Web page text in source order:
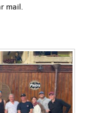
mail.